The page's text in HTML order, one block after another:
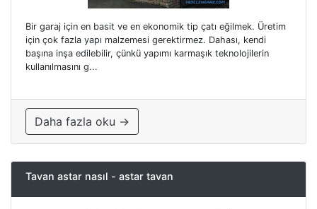
Bir garaj için en basit ve en ekonomik tip çatı eğilmek. Üretim
için çok fazla yapı malzemesi gerektirmez. Dahası, kendi
başına inşa edilebilir, çünkü yapımı karmaşık teknolojilerin
kullanılmasını g...
Daha fazla oku →
Tavan astar nasıl - astar tavan